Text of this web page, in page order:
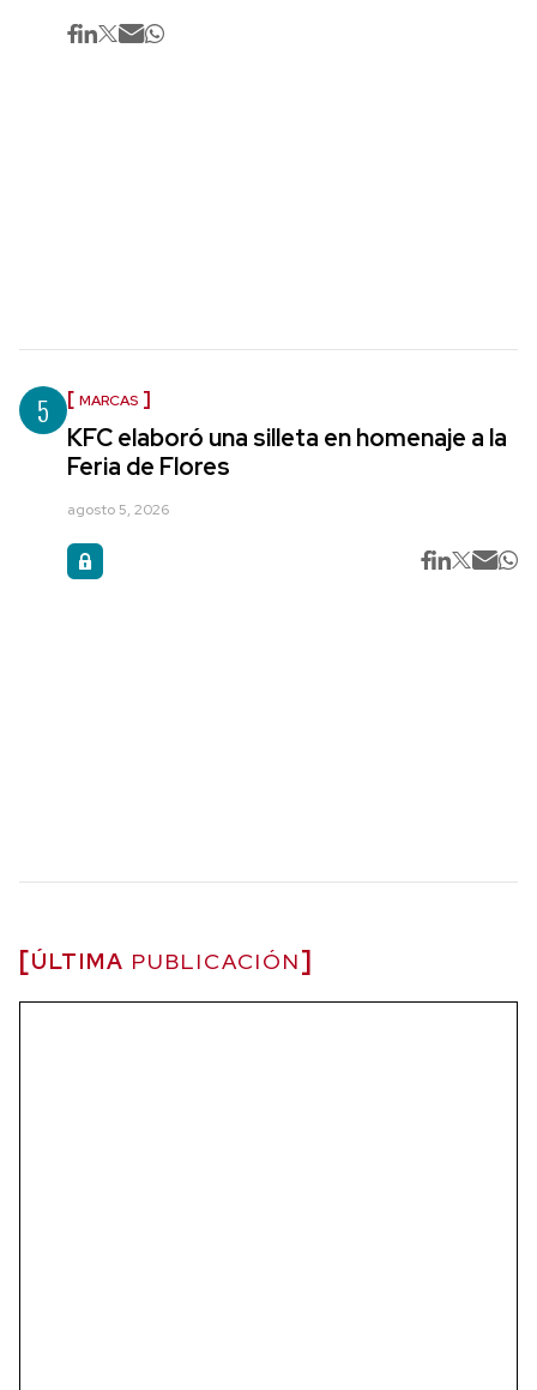
5 MARCAS
KFC elaboró una silleta en homenaje a la
Feria de Flores
agosto 5, 2026
ÚLTIMA PUBLICACIÓN